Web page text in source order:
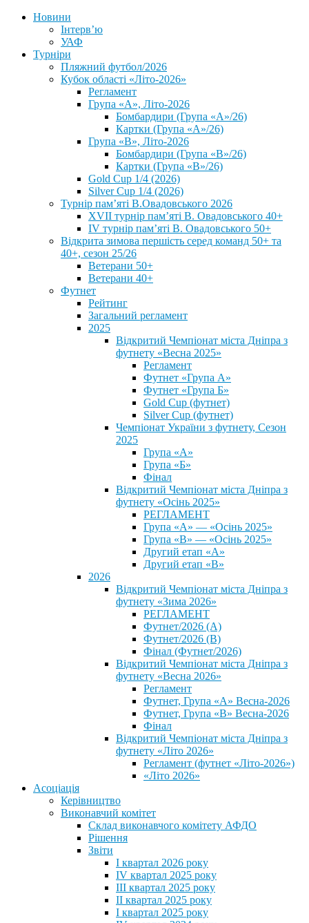
Новини
Інтерв’ю
УАФ
Турніри
Пляжний футбол/2026
Кубок області «Літо-2026»
Регламент
Група «А», Літо-2026
Бомбардири (Група «А»/26)
Картки (Група «А»/26)
Група «В», Літо-2026
Бомбардири (Група «В»/26)
Картки (Група «В»/26)
Gold Cup 1/4 (2026)
Silver Cup 1/4 (2026)
Турнір пам’яті В.Овадовського 2026
XVII турнір пам’яті В. Овадовського 40+
IV турнір пам’яті В. Овадовського 50+
Відкрита зимова першість серед команд 50+ та
40+, сезон 25/26
Ветерани 50+
Ветерани 40+
Футнет
Рейтинг
Загальний регламент
2025
Відкритий Чемпіонат міста Дніпра з
футнету «Весна 2025»
Регламент
Футнет «Група А»
Футнет «Група Б»
Gold Cup (футнет)
Silver Cup (футнет)
Чемпіонат України з футнету, Сезон
2025
Група «А»
Група «Б»
Фінал
Відкритий Чемпіонат міста Дніпра з
футнету «Осінь 2025»
РЕГЛАМЕНТ
Група «А» — «Осінь 2025»
Група «В» — «Осінь 2025»
Другий етап «А»
Другий етап «В»
2026
Відкритий Чемпіонат міста Дніпра з
футнету «Зима 2026»
РЕГЛАМЕНТ
Футнет/2026 (А)
Футнет/2026 (В)
Фінал (Футнет/2026)
Відкритий Чемпіонат міста Дніпра з
футнету «Весна 2026»
Регламент
Футнет, Група «А» Весна-2026
Футнет, Група «В» Весна-2026
Фінал
Відкритий Чемпіонат міста Дніпра з
футнету «Літо 2026»
Регламент (футнет «Літо-2026»)
«Літо 2026»
Асоціація
Керівництво
Виконавчий комітет
Склад виконавчого комітету АФДО
Рішення
Звіти
I квартал 2026 року
IV квартал 2025 року
III квартал 2025 року
II квартал 2025 року
I квартал 2025 року